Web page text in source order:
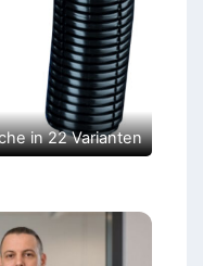
in 22 Varianten